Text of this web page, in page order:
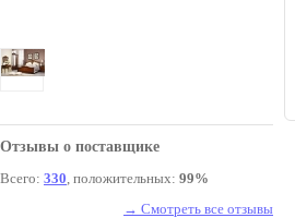
Отзывы о поставщике
Всего: 330, положительных: 99%
→ Смотреть все отзывы